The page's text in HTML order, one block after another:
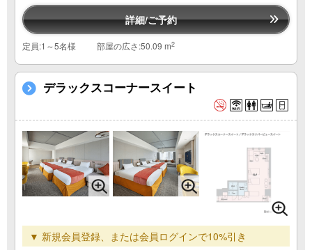
詳細/ご予約
定員:1～5名様 部屋の広さ:50.09 m2
デラックスコーナースイート
▼ 新規会員登録、または会員ログインで10%引き